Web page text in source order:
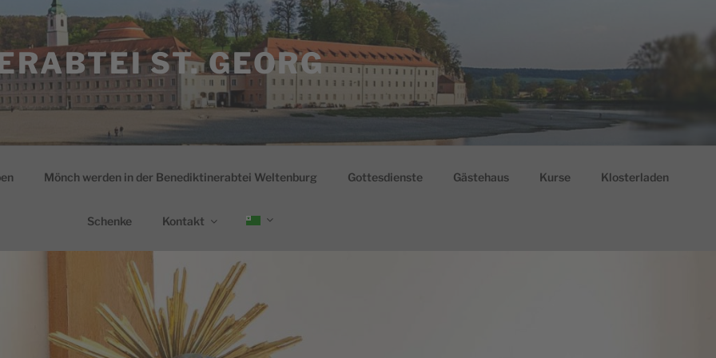
ST. GEORG
Mönch werden in der Benediktinerabtei Weltenburg Gottesdienste Gästehaus Kurse Klosterladen
Schenke Kontakt